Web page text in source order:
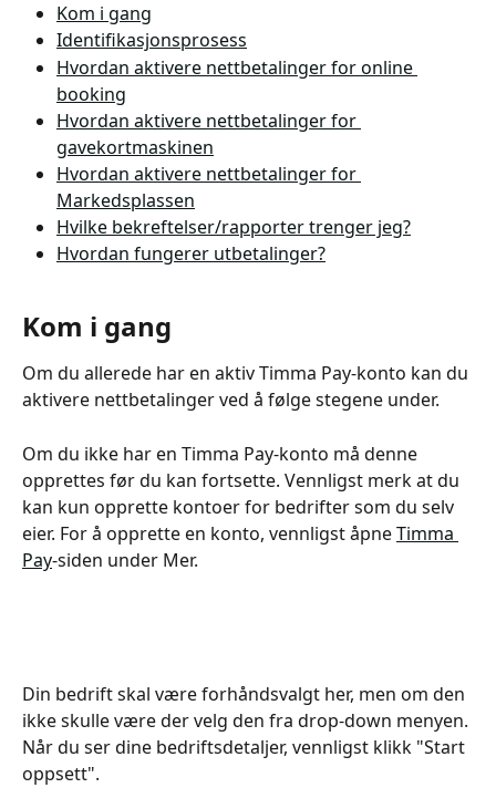
Kom i gang
Identifikasjonsprosess
Hvordan aktivere nettbetalinger for online
booking
Hvordan aktivere nettbetalinger for
gavekortmaskinen
Hvordan aktivere nettbetalinger for
Markedsplassen
Hvilke bekreftelser/rapporter trenger jeg?
Hvordan fungerer utbetalinger?
Kom i gang
Om du allerede har en aktiv Timma Pay-konto kan du
aktivere nettbetalinger ved å følge stegene under.
Om du ikke har en Timma Pay-konto må denne
opprettes før du kan fortsette. Vennligst merk at du
kan kun opprette kontoer for bedrifter som du selv
eier. For å opprette en konto, vennligst åpne Timma
Pay-siden under Mer.
Din bedrift skal være forhåndsvalgt her, men om den
ikke skulle være der velg den fra drop-down menyen.
Når du ser dine bedriftsdetaljer, vennligst klikk "Start
oppsett".